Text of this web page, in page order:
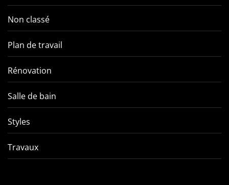
Non classé
Plan de travail
Rénovation
Salle de bain
Styles
Travaux